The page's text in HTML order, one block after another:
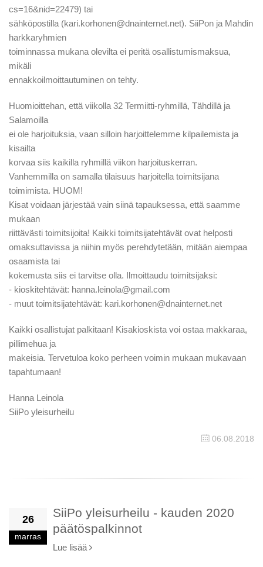
cs=16&nid=22479) tai
sähköpostilla (kari.korhonen@dnainternet.net). SiiPon ja Mahdin
harkkaryhmien
toiminnassa mukana olevilta ei peritä osallistumismaksua,
mikäli
ennakkoilmoittautuminen on tehty.
Huomioittehan, että viikolla 32 Termiitti-ryhmillä, Tähdillä ja
Salamoilla
ei ole harjoituksia, vaan silloin harjoittelemme kilpailemista ja
kisailta
korvaa siis kaikilla ryhmillä viikon harjoituskerran.
Vanhemmilla on samalla tilaisuus harjoitella toimitsijana
toimimista. HUOM!
Kisat voidaan järjestää vain siinä tapauksessa, että saamme
mukaan
riittävästi toimitsijoita! Kaikki toimitsijatehtävät ovat helposti
omaksuttavissa ja niihin myös perehdytetään, mitään aiempaa
osaamista tai
kokemusta siis ei tarvitse olla. Ilmoittaudu toimitsijaksi:
- kioskitehtävät: hanna.leinola@gmail.com
- muut toimitsijatehtävät: kari.korhonen@dnainternet.net
Kaikki osallistujat palkitaan! Kisakioskista voi ostaa makkaraa,
pillimehua ja
makeisia. Tervetuloa koko perheen voimin mukaan mukavaan
tapahtumaan!
Hanna Leinola
SiiPo yleisurheilu
06.08.2018
26
marras
SiiPo yleisurheilu - kauden 2020
päätöspalkinnot
Lue lisää